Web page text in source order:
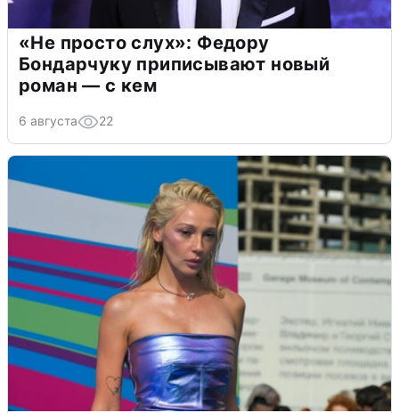
«Не просто слух»: Федору
Бондарчуку приписывают новый
роман — с кем
6 августа 22